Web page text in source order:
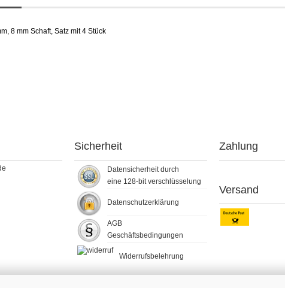
8 mm Schaft, Satz mit 4 Stück
Sicherheit
Datensicherheit durch
eine 128-bit verschlüsselung
Datenschutzerklärung
AGB
Geschäftsbedingungen
Widerrufsbelehrung
Zahlung
Versand